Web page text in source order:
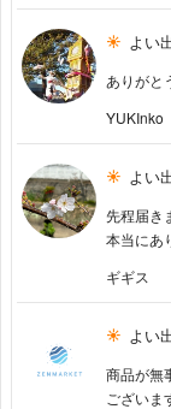
よい
ありがと
YUKInko
よい
先程届き
本当にあ
ギギス
よい
商品が無
ございま